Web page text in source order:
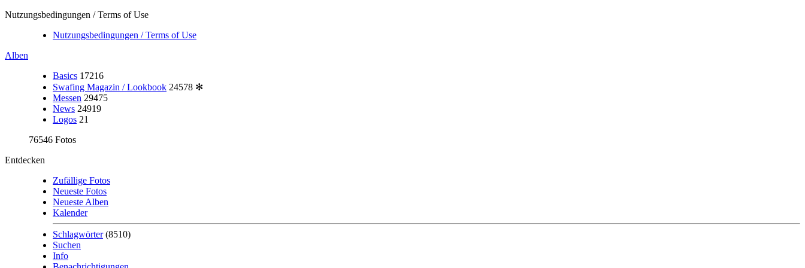
Nutzungsbedingungen / Terms of Use
Nutzungsbedingungen / Terms of Use
Alben
Basics 17216
Swafing Magazin / Lookbook 24578 ✻
Messen 29475
News 24919
Logos 21
76546 Fotos
Entdecken
Zufällige Fotos
Neueste Fotos
Neueste Alben
Kalender
Schlagwörter(8510)
Suchen
Info